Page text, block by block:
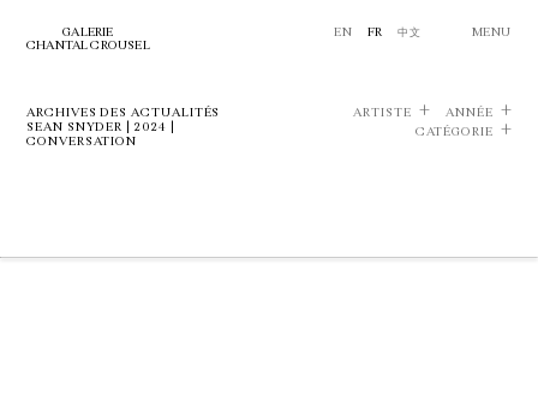
GALERIE
CHANTAL CROUSEL
EN FR 中文 MENU
ARCHIVES DES ACTUALITÉS
SEAN SNYDER | 2024 |
CONVERSATION
ARTISTE
ANNÉE
CATÉGORIE